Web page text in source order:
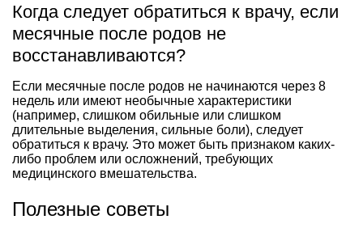
Когда следует обратиться к врачу, если
месячные после родов не
восстанавливаются?
Если месячные после родов не начинаются через 8
недель или имеют необычные характеристики
(например, слишком обильные или слишком
длительные выделения, сильные боли), следует
обратиться к врачу. Это может быть признаком каких-
либо проблем или осложнений, требующих
медицинского вмешательства.
Полезные советы